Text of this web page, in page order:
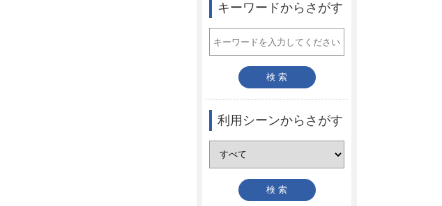
キーワードからさがす
利用シーンからさがす